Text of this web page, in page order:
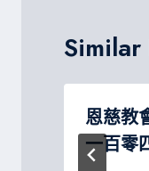
Similar
恩慈教
一百零